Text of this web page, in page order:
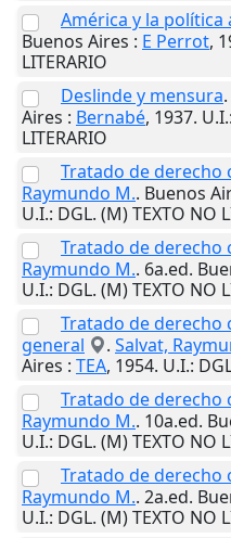
América y la política
Buenos Aires : E Perrot,
LITERARIO
Deslinde y mensura.
Aires : Bernabé, 1937. U.I.
LITERARIO
Tratado de derecho
Raymundo M.. Buenos
U.I.: DGL. (M) TEXTO NO
Tratado de derecho
Raymundo M.. 6a.ed.
U.I.: DGL. (M) TEXTO NO
Tratado de derecho
general
. Salvat,
Aires : TEA, 1954. U.I.:
Tratado de derecho
Raymundo M.. 10a.ed.
U.I.: DGL. (M) TEXTO NO
Tratado de derecho
Raymundo M.. 2a.ed.
U.I.: DGL. (M) TEXTO NO